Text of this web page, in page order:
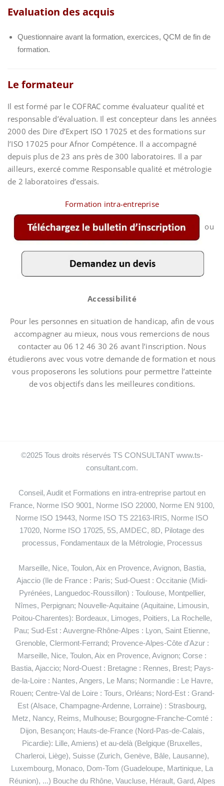
Evaluation des acquis
Questionnaire avant la formation, exercices, QCM de fin de
formation.
Le formateur
Il est formé par le COFRAC comme évaluateur qualité et
responsable d’évaluation. Il est concepteur dans les années
2000 des Dire d’Expert ISO 17025 et des formations sur
l’ISO 17025 pour Afnor Compétence. Il a accompagné
depuis plus de 23 ans près de 300 laboratoires. Il a par
ailleurs, exercé comme Responsable qualité et métrologie
de 2 laboratoires d’essais.
Formation intra-entreprise
ou
Accessibilité
Pour les personnes en situation de handicap, afin de vous
accompagner au mieux, nous vous remercions de nous
contacter au 06 12 46 30 26 avant l’inscription. Nous
étudierons avec vous votre demande de formation et nous
vous proposerons les solutions pour permettre l’atteinte
de vos objectifs dans les meilleures conditions.
©2025 Tous droits réservés TS CONSULTANT www.ts-
consultant.com.
Conseil, Audit et Formations en intra-entreprise partout en
France, Norme ISO 9001, Norme ISO 22000, Norme EN 9100,
Norme ISO 19443, Norme ISO TS 22163-IRIS, Norme ISO
17020, Norme ISO 17025, 5S, AMDEC, 8D, Pilotage des
processus, Fondamentaux de la Métrologie, Processus
Marseille, Nice, Toulon, Aix en Provence, Avignon, Bastia,
Ajaccio (Ile de France : Paris; Sud-Ouest : Occitanie (Midi-
Pyrénées, Languedoc-Roussillon) : Toulouse, Montpellier,
Nîmes, Perpignan; Nouvelle-Aquitaine (Aquitaine, Limousin,
Poitou-Charentes): Bordeaux, Limoges, Poitiers, La Rochelle,
Pau; Sud-Est : Auvergne-Rhône-Alpes : Lyon, Saint Etienne,
Grenoble, Clermont-Ferrand; Provence-Alpes-Côte d'Azur :
Marseille, Nice, Toulon, Aix en Provence, Avignon; Corse :
Bastia, Ajaccio; Nord-Ouest : Bretagne : Rennes, Brest; Pays-
de-la-Loire : Nantes, Angers, Le Mans; Normandie : Le Havre,
Rouen; Centre-Val de Loire : Tours, Orléans; Nord-Est : Grand-
Est (Alsace, Champagne-Ardenne, Lorraine) : Strasbourg,
Metz, Nancy, Reims, Mulhouse; Bourgogne-Franche-Comté :
Dijon, Besançon; Hauts-de-France (Nord-Pas-de-Calais,
Picardie): Lille, Amiens) et au-delà (Belgique (Bruxelles,
Charleroi, Liège), Suisse (Zurich, Genève, Bâle, Lausanne),
Luxembourg, Monaco, Dom-Tom (Guadeloupe, Martinique, La
Réunion), ...) Bouche du Rhône, Vaucluse, Hérault, Gard, Alpes